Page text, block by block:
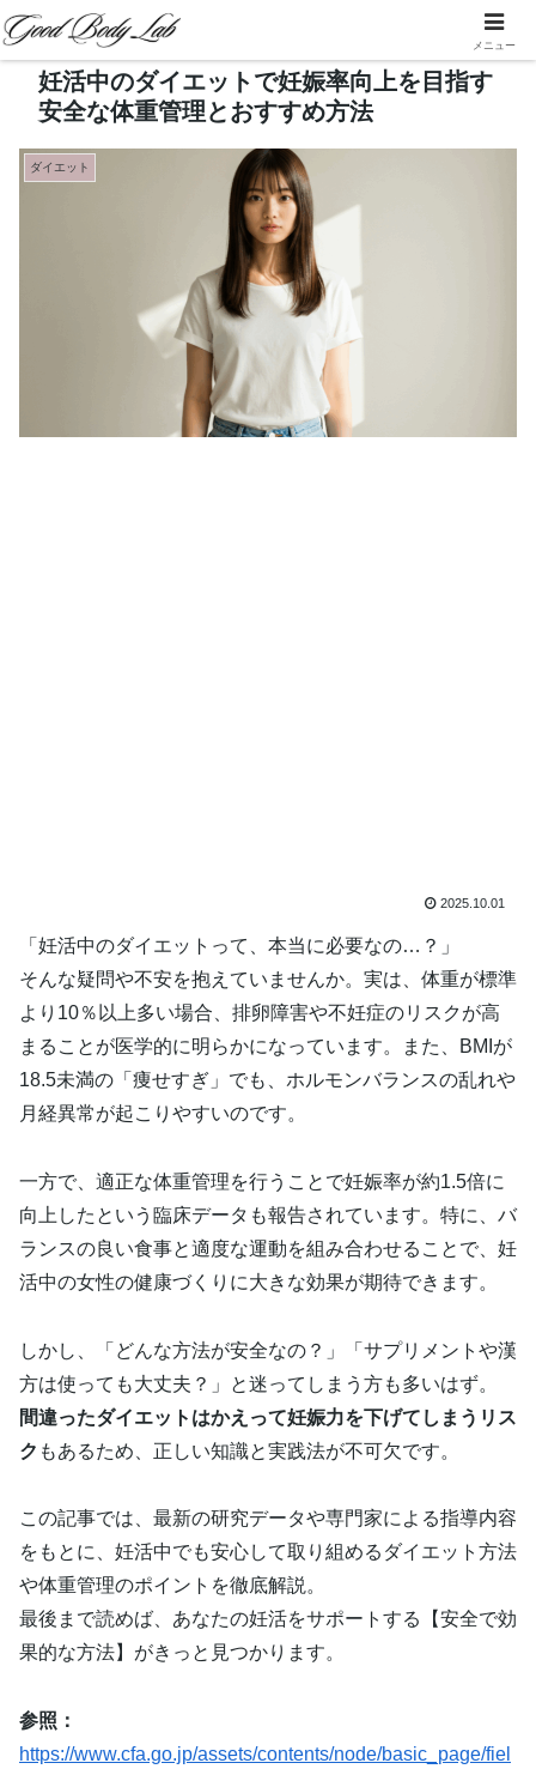
妊活中のダイエットで妊娠率向上を目指す
安全な体重管理とおすすめ方法
ダイエット
2025.10.01
「妊活中のダイエットって、本当に必要なの…？」
そんな疑問や不安を抱えていませんか。実は、体重が標準
より10％以上多い場合、排卵障害や不妊症のリスクが高
まることが医学的に明らかになっています。また、BMIが
18.5未満の「痩せすぎ」でも、ホルモンバランスの乱れや
月経異常が起こりやすいのです。
一方で、適正な体重管理を行うことで妊娠率が約1.5倍に
向上したという臨床データも報告されています。特に、バ
ランスの良い食事と適度な運動を組み合わせることで、妊
活中の女性の健康づくりに大きな効果が期待できます。
しかし、「どんな方法が安全なの？」「サプリメントや漢
方は使っても大丈夫？」と迷ってしまう方も多いはず。
間違ったダイエットはかえって妊娠力を下げてしまうリス
ク もあるため、正しい知識と実践法が不可欠です。
この記事では、最新の研究データや専門家による指導内容
をもとに、妊活中でも安心して取り組めるダイエット方法
や体重管理のポイントを徹底解説。
最後まで読めば、あなたの妊活をサポートする【安全で効
果的な方法】がきっと見つかります。
参照：
https://www.cfa.go.jp/assets/contents/node/basic_page/fiel
メニュー